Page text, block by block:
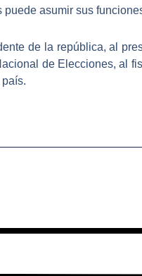
asumir sus
de la república, al
de Elecciones, al